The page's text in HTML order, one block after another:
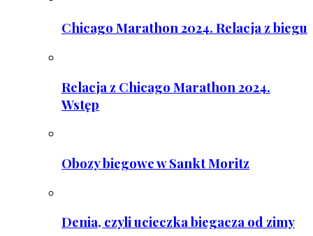
Chicago Marathon 2024. Relacja z biegu
Relacja z Chicago Marathon 2024.
Wstęp
Obozy biegowe w Sankt Moritz
Denia, czyli ucieczka biegacza od zimy